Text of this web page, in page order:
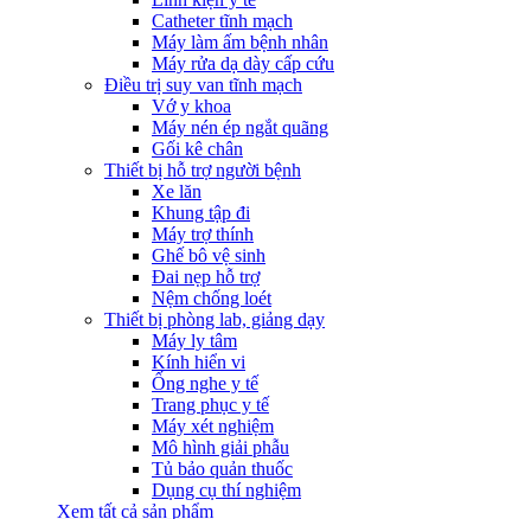
Catheter tĩnh mạch
Máy làm ấm bệnh nhân
Máy rửa dạ dày cấp cứu
Điều trị suy van tĩnh mạch
Vớ y khoa
Máy nén ép ngắt quãng
Gối kê chân
Thiết bị hỗ trợ người bệnh
Xe lăn
Khung tập đi
Máy trợ thính
Ghế bô vệ sinh
Đai nẹp hỗ trợ
Nệm chống loét
Thiết bị phòng lab, giảng dạy
Máy ly tâm
Kính hiển vi
Ống nghe y tế
Trang phục y tế
Máy xét nghiệm
Mô hình giải phẫu
Tủ bảo quản thuốc
Dụng cụ thí nghiệm
Xem tất cả sản phẩm